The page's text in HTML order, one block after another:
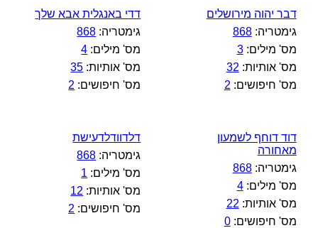
דבר יהוה מירושלים
גימטריה:868
מס' מילים:3
מס' אותיות: 32
מס' חיפושים: 2
דדי באנגלית אבא שלך
גימטריה: 868
מס' מילים: 4
מס' אותיות: 35
מס' חיפושים: 2
דוד דוחף לשמעון
מאחורה
גימטריה:868
מס' מילים:4
מס' אותיות: 22
מס' חיפושים:0
דלדוודלדעישת
גימטריה: 868
מס' מילים: 1
מס' אותיות: 12
מס' חיפושים: 2